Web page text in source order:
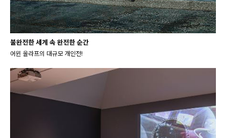
불완전한 세계 속 완전한 순간
어윈 올라프의 대규모 개인전!